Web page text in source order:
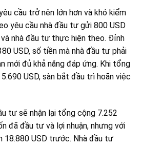
cầu trở nên lớn hơn và khó kiểm
yêu cầu nhà đầu tư gửi 800 USD
và nhà đầu tư thực hiện theo. Đỉnh
USD, số tiền mà nhà đầu tư phải
mới đủ khả năng đáp ứng. Khi tổng
USD, sàn bắt đầu trì hoãn việc
tư sẽ nhận lại tổng cộng 7.252
đã đầu tư và lợi nhuận, nhưng với
18.880 USD trước. Nhà đầu tư